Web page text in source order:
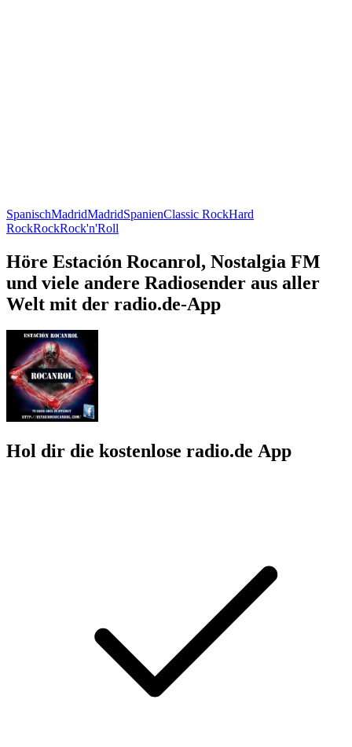
SpanischMadridMadridSpanienClassic RockHard
RockRockRock'n'Roll
Höre Estación Rocanrol, Nostalgia FM
und viele andere Radiosender aus aller
Welt mit der radio.de-App
Hol dir die kostenlose radio.de App